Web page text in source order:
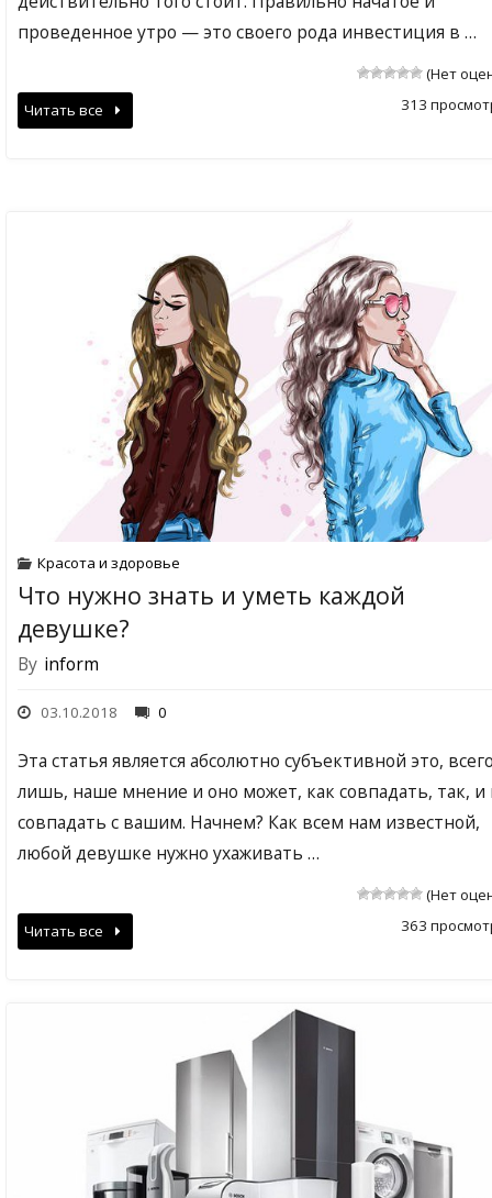
проведенное утро — это своего рода инвестиция в …
(Нет
313
Читать все
Красота и здоровье
Что нужно знать и уметь каждой
девушке?
By inform
03.10.2018 0
Эта статья является абсолютно субъективной это,
лишь, наше мнение и оно может, как совпадать, так, и
совпадать с вашим. Начнем? Как всем нам известной,
любой девушке нужно ухаживать …
(Нет
363
Читать все